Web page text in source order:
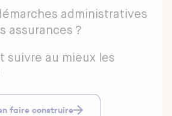
administratives
assurances ?
suivre au mieux les
faire construire